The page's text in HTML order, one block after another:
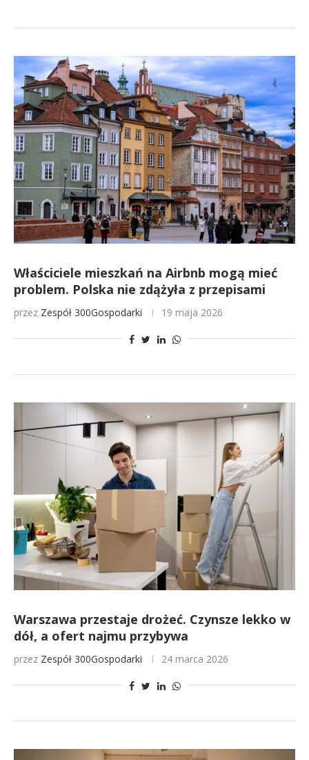
Właściciele mieszkań na Airbnb mogą mieć
problem. Polska nie zdążyła z przepisami
przez Zespół 300Gospodarki 19 maja 2026
Warszawa przestaje drożeć. Czynsze lekko w
dół, a ofert najmu przybywa
przez Zespół 300Gospodarki 24 marca 2026